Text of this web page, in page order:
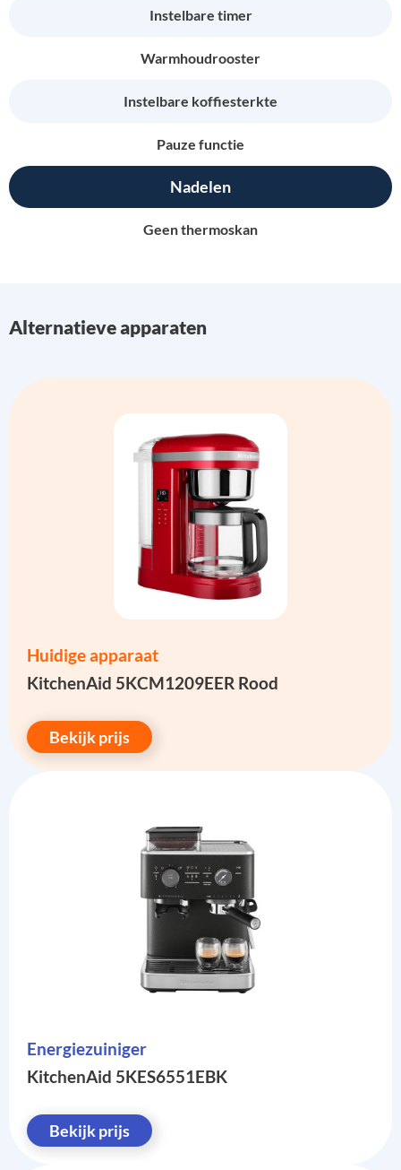
Instelbare timer
Warmhoudrooster
Instelbare koffiesterkte
Pauze functie
Nadelen
Geen thermoskan
Alternatieve apparaten
Huidige apparaat
KitchenAid 5KCM1209EER Rood
Bekijk prijs
Energiezuiniger
KitchenAid 5KES6551EBK
Bekijk prijs